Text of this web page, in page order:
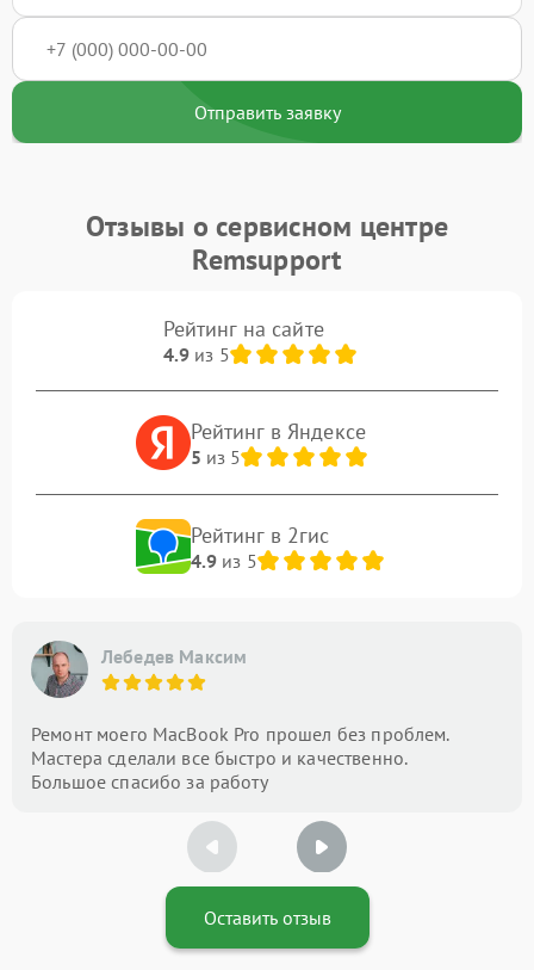
Отправить заявку
Отзывы о сервисном центре
Remsupport
Рейтинг на сайте
4.9из 5
Рейтинг в Яндексе
5 из 5
Рейтинг в 2гис
4.9из 5
Лебедев Максим
Ремонт моего MacBook Pro прошел без проблем.
Мастера сделали все быстро и качественно.
Большое спасибо за работу
Оставить отзыв